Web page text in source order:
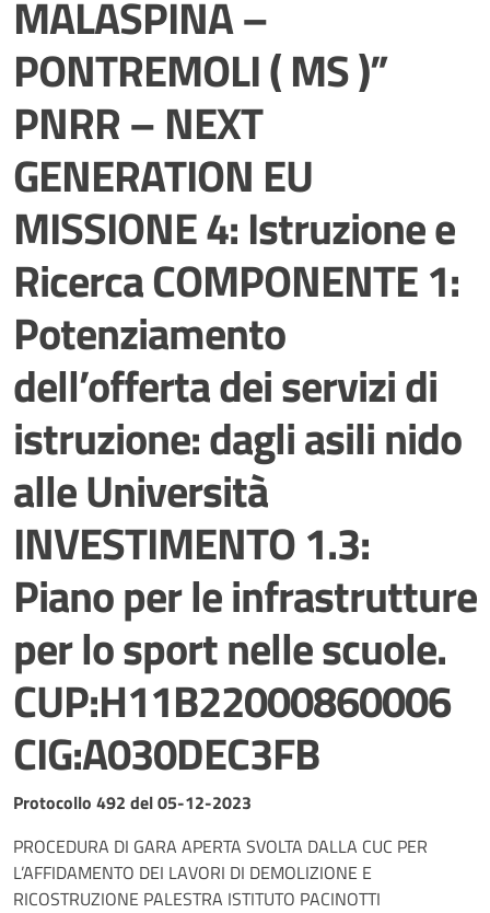
MALASPINA –
PONTREMOLI ( MS )”
PNRR – NEXT
GENERATION EU
MISSIONE 4: Istruzione e
Ricerca COMPONENTE 1:
Potenziamento
dell’offerta dei servizi di
istruzione: dagli asili nido
alle Università
INVESTIMENTO 1.3:
Piano per le infrastrutture
per lo sport nelle scuole.
CUP:H11B22000860006
CIG:A030DEC3FB
Dettagli del documento
Protocollo 492 del 05-12-2023
PROCEDURA DI GARA APERTA SVOLTA DALLA CUC PER
L’AFFIDAMENTO DEI LAVORI DI DEMOLIZIONE E
RICOSTRUZIONE PALESTRA ISTITUTO PACINOTTI